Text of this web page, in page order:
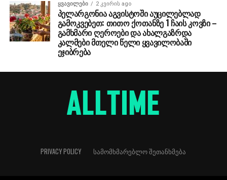
ᲧᲕᲐᲕᲘᲚᲔᲑᲘ 2 კვირის ago
პელარგონია აგვისტოში აუცილებლად
გამოკვებეთ: თითო ქოთანზე 1 ჩაის კოვზი –
გამხმარი ღეროები და ახალგაზრდა
კალმები მთელი წელი ყვავილობაში
ეჯიბრება
PRIVACY POLICY ᲡᲐᲛᲝᲛᲮᲛᲐᲠᲔᲑᲚᲝ ᲨᲔᲗᲐᲜᲮᲛᲔᲑᲐ